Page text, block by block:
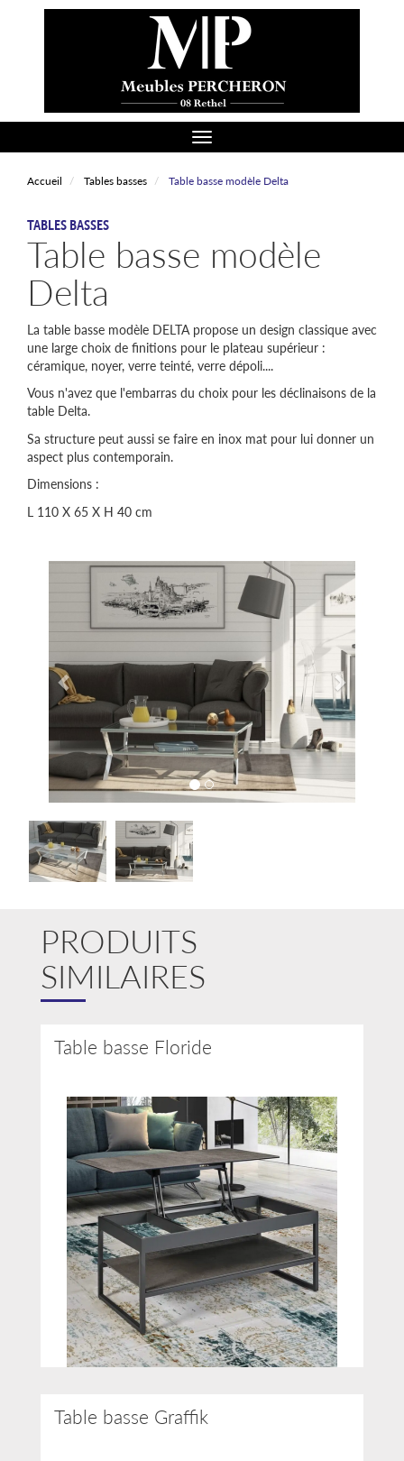
Toggle navigation
Accueil Tables basses Table basse modèle Delta
CATÉGORIE
TABLES BASSES
Table basse modèle
Delta
La table basse modèle DELTA propose un design classique avec
une large choix de finitions pour le plateau supérieur :
céramique, noyer, verre teinté, verre dépoli....
Vous n'avez que l'embarras du choix pour les déclinaisons de la
table Delta.
Sa structure peut aussi se faire en inox mat pour lui donner un
aspect plus contemporain.
Dimensions :
L 110 X 65 X H 40 cm
Précédent Suivant
Galerie
PRODUITS
SIMILAIRES
Table basse Floride
Table basse Graffik